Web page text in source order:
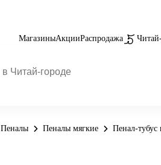
МагазиныАкцииРаспродажа
Пеналы Пеналы мягкие Пенал-тубус